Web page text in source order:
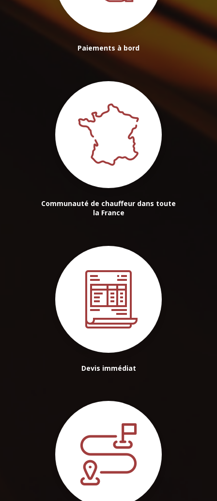
Paiements à bord
Communauté de chauffeur dans toute
la France
Devis immédiat